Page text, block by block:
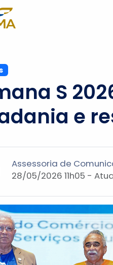
S
e
Assessoria de
28/05/2026 11h05 -